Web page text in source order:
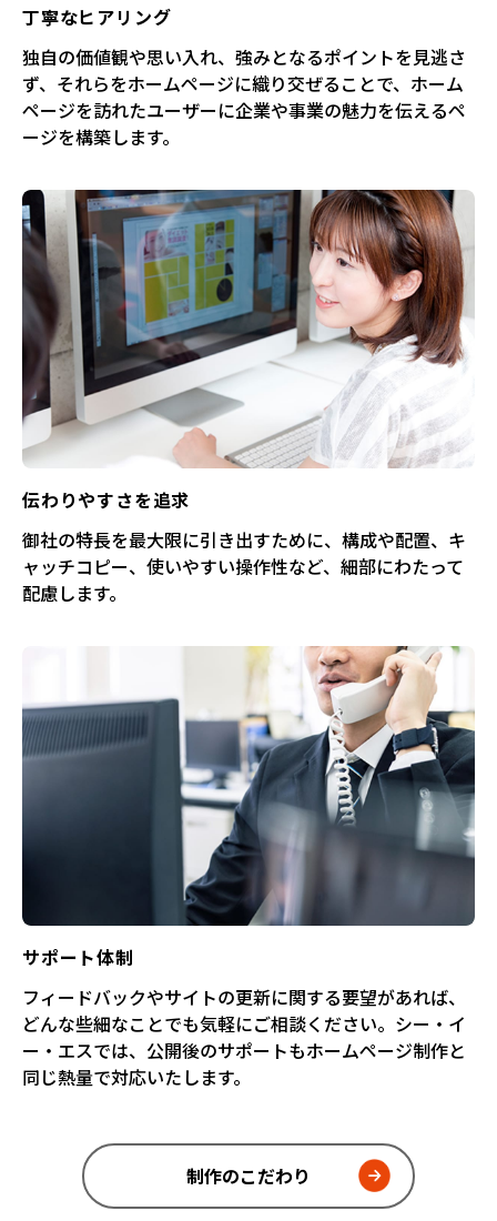
丁寧なヒアリング
独自の価値観や思い入れ、強みとなるポイントを見逃さ
ず、それらをホームページに織り交ぜることで、ホーム
ページを訪れたユーザーに企業や事業の魅力を伝えるペ
ージを構築します。
伝わりやすさを追求
御社の特長を最大限に引き出すために、構成や配置、キ
ャッチコピー、使いやすい操作性など、細部にわたって
配慮します。
サポート体制
フィードバックやサイトの更新に関する要望があれば、
どんな些細なことでも気軽にご相談ください。シー・イ
ー・エスでは、公開後のサポートもホームページ制作と
同じ熱量で対応いたします。
制作のこだわり